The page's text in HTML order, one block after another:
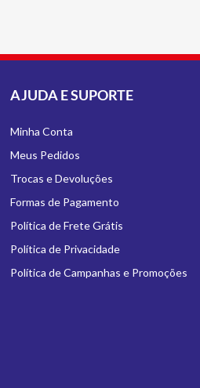
AJUDA E SUPORTE
Minha Conta
Meus Pedidos
Trocas e Devoluções
Formas de Pagamento
Política de Frete Grátis
Política de Privacidade
Política de Campanhas e Promoções